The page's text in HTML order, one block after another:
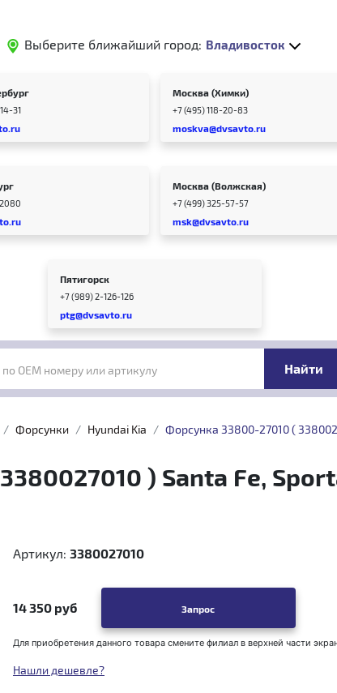
Выберите ближайший город: Владивосток
31
Москва (Химки)
+7 (495) 118-20-83
moskva@dvsavto.ru
Москва (Волжская)
+7 (499) 325-57-57
msk@dvsavto.ru
Пятигорск
+7 (989) 2-126-126
ptg@dvsavto.ru
OEM номеру или артикулу
Форсунки Hyundai Kia Форсунка 33800-27010 (
) Santa Fe,
Артикул: 3380027010
14 350 руб Запрос
Для приобретения данного товара смените филиал в верхней части
Нашли дешевле?